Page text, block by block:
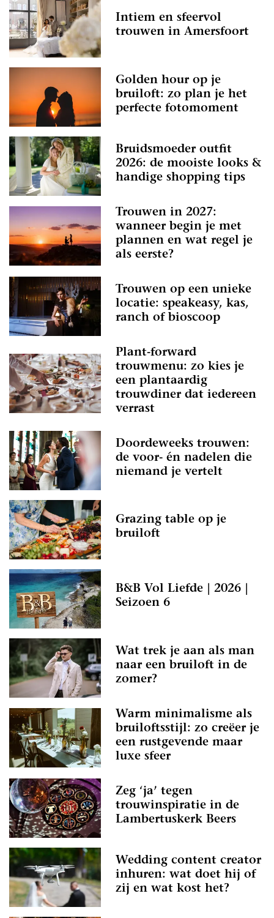
Intiem en sfeervol
trouwen in Amersfoort
Golden hour op je
bruiloft: zo plan je het
perfecte fotomoment
Bruidsmoeder outfit
2026: de mooiste looks &
handige shopping tips
Trouwen in 2027:
wanneer begin je met
plannen en wat regel je
als eerste?
Trouwen op een unieke
locatie: speakeasy, kas,
ranch of bioscoop
Plant-forward
trouwmenu: zo kies je
een plantaardig
trouwdiner dat iedereen
verrast
Doordeweeks trouwen:
de voor- én nadelen die
niemand je vertelt
Grazing table op je
bruiloft
B&B Vol Liefde | 2026 |
Seizoen 6
Wat trek je aan als man
naar een bruiloft in de
zomer?
Warm minimalisme als
bruiloftsstijl: zo creëer je
een rustgevende maar
luxe sfeer
Zeg ‘ja’ tegen
trouwinspiratie in de
Lambertuskerk Beers
Wedding content creator
inhuren: wat doet hij of
zij en wat kost het?